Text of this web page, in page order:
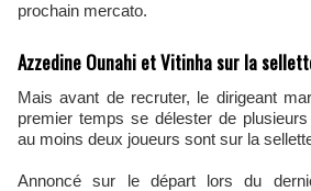
prochain mercato.
Azzedine Ounahi et Vitinha sur la
Mais avant de recruter, le dirigeant marseillais devra dans un
premier temps se délester de
au moins deux joueurs sont sur la
Annoncé sur le départ lors du